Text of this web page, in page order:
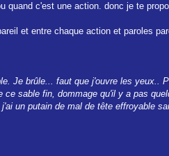
quand c'est une action. donc je te
et entre chaque action et paroles
Je brûle... faut que j'ouvre les yeux..
sable fin, dommage qu'il y a pas
un putain de mal de tête effroyable